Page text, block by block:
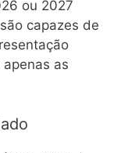
ou 2027
capazes de
as